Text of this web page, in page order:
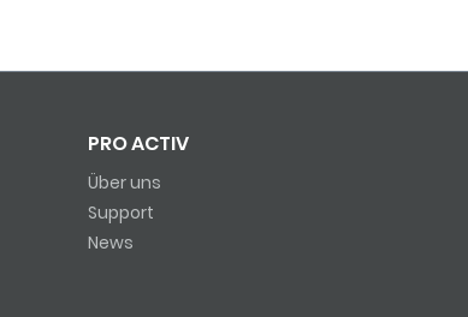
PRO ACTIV
Über uns
Support
News